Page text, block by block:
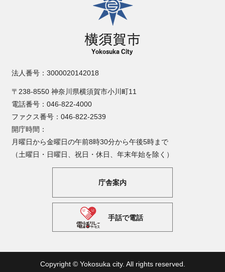
法人番号：3000020142018
〒238-8550 神奈川県横須賀市小川町11
電話番号：046-822-4000
ファクス番号：046-822-2539
開庁時間：
月曜日から金曜日の午前8時30分から午後5時まで
（土曜日・日曜日、祝日・休日、年末年始を除く）
庁舎案内
手話で電話
Copyright © Yokosuka city. All rights reserved.